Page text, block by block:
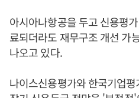
아시아나항공을 두고 신용평
료되더라도 재무구조 개선 가
나오고 있다.
나이스신용평가와 한국기업